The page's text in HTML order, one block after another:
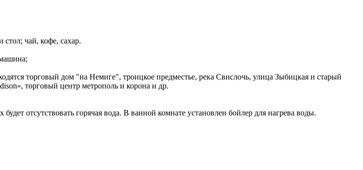
чай, кофе, сахар.
торговый дом "на Немиге", троицкое предместье, река Свислочь, улица Зыбицкая и старый
торговый центр метрополь и корона и др.
отсутствовать горячая вода. В ванной комнате установлен бойлер для нагрева воды.